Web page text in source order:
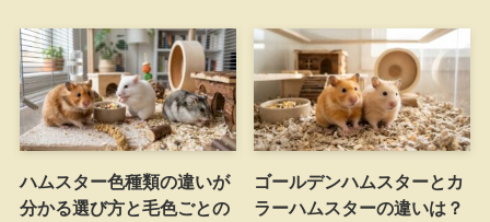
ハムスター色種類の違いが
分かる選び方と毛色ごとの
ゴールデンハムスターとカ
ラーハムスターの違いは？